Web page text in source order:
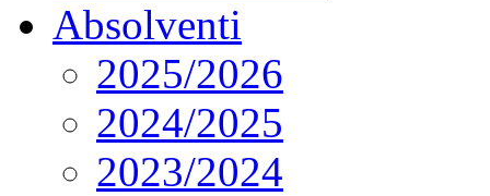
Absolventi
2025/2026
2024/2025
2023/2024